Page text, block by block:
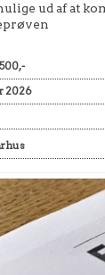
ud af at
2026